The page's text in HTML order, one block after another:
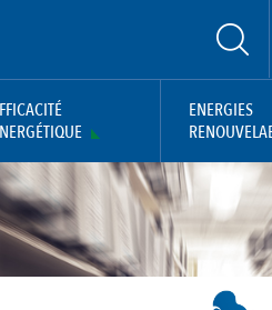
ENERGIES